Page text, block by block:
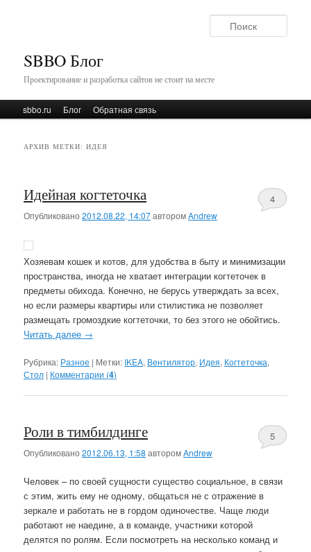
SBBO Блог
Проектирование и разработка сайтов не стоит на месте
Главное менюПерейти к основному содержимому
Перейти к дополнительному содержимому
sbbo.ru Блог Обратная связь
АРХИВ МЕТКИ:ИДЕЯ
Идейная когтеточка
Опубликовано2012.08.22, 14:07авторомAndrew
4
Хозяевам кошек и котов, для удобства в быту и минимизации
пространства, иногда не хватает интеграции когтеточек в
предметы обихода. Конечно, не берусь утверждать за всех,
но если размеры квартиры или стилистика не позволяет
размещать громоздкие когтеточки, то без этого не обойтись.
Читать далее →
Рубрика: Разное | Метки: IKEA, Вентилятор, Идея, Когтеточка,
Стол | Комментарии (4)
Роли в тимбилдинге
Опубликовано2012.06.13, 1:58 авторомAndrew
5
Человек – по своей сущности существо социальное, в связи
с этим, жить ему не одному, общаться не с отражение в
зеркале и работать не в гордом одиночестве. Чаще люди
работают не наедине, а в команде, участники которой
делятся по ролям. Если посмотреть на несколько команд и